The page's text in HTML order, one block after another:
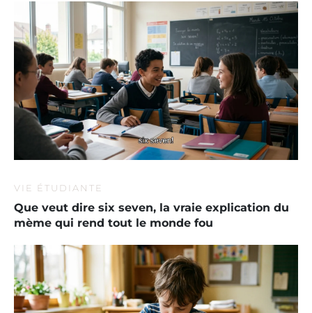
VIE ÉTUDIANTE
Que veut dire six seven, la vraie explication du
mème qui rend tout le monde fou